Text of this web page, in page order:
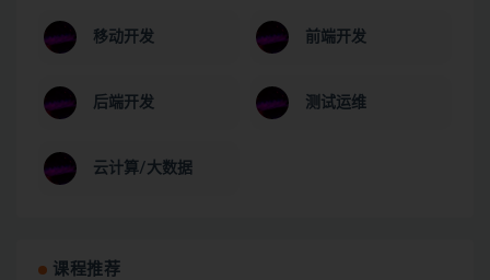
移动开发 前端开发
后端开发 测试运维
云计算/大数据
课程推荐